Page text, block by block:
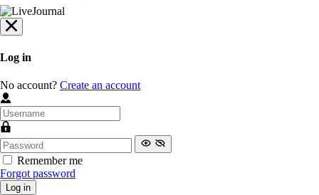
Log in
No account? Create an account
Remember me
Forgot password
Log in